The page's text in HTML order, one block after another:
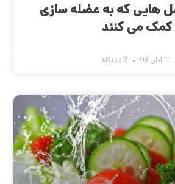
هایی که به عضله سازی
کمک می کنند
11 آبان 98